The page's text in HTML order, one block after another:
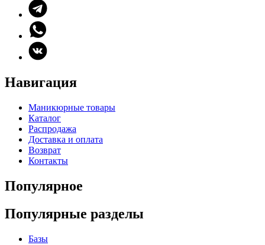
Навигация
Маникюрные товары
Каталог
Распродажа
Доставка и оплата
Возврат
Контакты
Популярное
Популярные разделы
Базы